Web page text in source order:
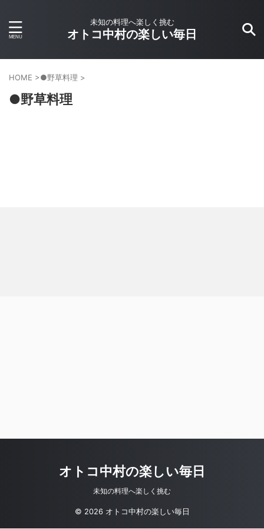
未知の料理へ楽しく挑む
オトコ中村の楽しい毎日
HOME >●野草料理 >
●野草料理
オトコ中村の楽しい毎日
未知の料理へ楽しく挑む
© 2026 オトコ中村の楽しい毎日